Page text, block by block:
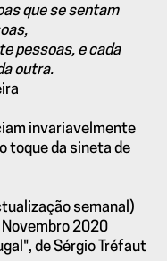
que se sentam
pessoas, e cada
outra.
invariavelmente
toque da sineta de
semanal)
2020
de Sérgio Tréfaut